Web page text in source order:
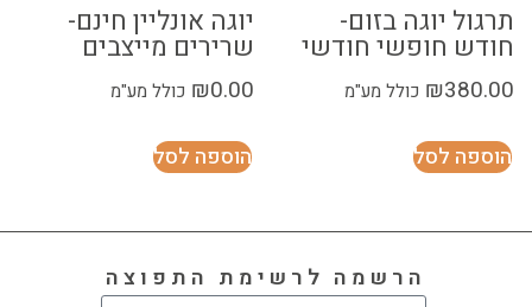
תרגול יוגה בזום-
חודש חופשי חודשי
₪380.00 כולל מע"מ
הוספה לסל
יוגה אונליין חינם-
שרירים מייצבים
₪0.00 כולל מע"מ
הוספה לסל
הרשמה לרשימת התפוצה